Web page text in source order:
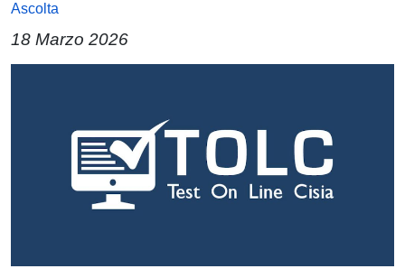
Ascolta
18 Marzo 2026